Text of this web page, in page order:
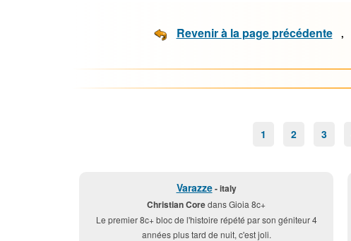
Revenir à la page précédente,
1 2 3
Varazze- italy
Christian Coredans Gioia 8c+
Le premier 8c+ bloc de l'histoire répété par son géniteur 4
années plus tard de nuit, c'est joli.